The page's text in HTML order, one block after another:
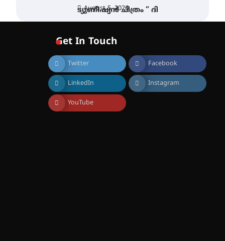
August 5, 2026
ട്യുണീഷ്യൻ ചിത്രം ” ദി
സൊസൈറ്റി ആഗസ്റ്റ് 7
വെള്ളിയാഴ്ച സ്‌ക്രീൻ
ചെയ്യുന്നു
August 6, 2026
സെന്റ് ജോസഫ്സ് കോളജ്
കോമേഴ്‌സ്
അസോസിയേഷന്
തുടക്കമായി
Get In Touch
Twitter Facebook
LinkedIn Instagram
YouTube